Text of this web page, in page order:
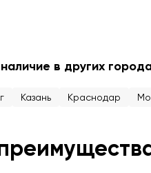
в других
Казань Краснодар